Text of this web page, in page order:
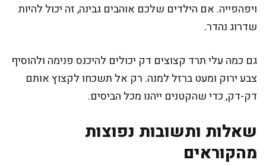
ויפהפייה. אם הילדים שלכם אוהבים גבינה, זה יכול להיות
שדרוג נהדר.
גם כמה עלי תרד קצוצים דק יכולים להיכנס פנימה ולהוסיף
צבע ירוק ומעט ברזל למנה. רק אל תשכחו לקצוץ אותם
דק-דק, כדי שהקטנים ייהנו מכל הביסים.
שאלות ותשובות נפוצות
מהקוראים